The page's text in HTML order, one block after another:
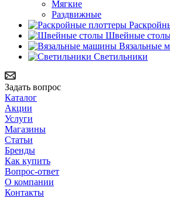
Мягкие
Раздвижные
Швейные
Вязальные
Светильники
Задать вопрос
Каталог
Акции
Услуги
Магазины
Статьи
Бренды
Как купить
Вопрос-ответ
О компании
Контакты